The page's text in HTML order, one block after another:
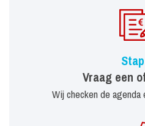
Vraag een
Wij checken de